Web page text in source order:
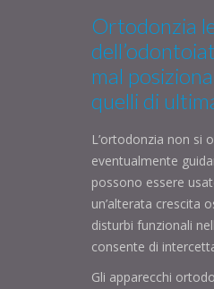
Ortodonzia
mal
quelli di
L’ortodonzia non si
eventualmente
possono essere
un’alterata crescita
disturbi funzionali
consente di
Gli apparecchi